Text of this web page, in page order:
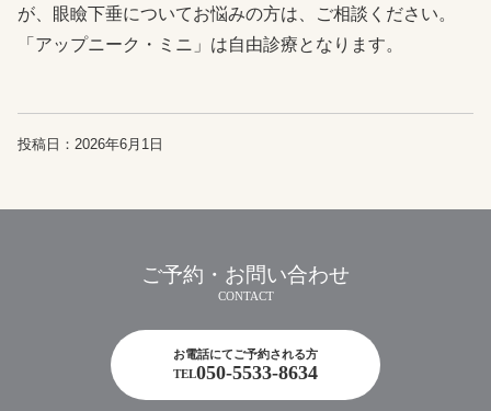
が、眼瞼下垂についてお悩みの方は、ご相談ください。
「アップニーク・ミニ」は自由診療となります。
投稿日：2026年6月1日
ご予約・お問い合わせ
お電話にてご予約される方
TEL050-5533-8634
治
療
児
科
蔵
2-
太
ビ